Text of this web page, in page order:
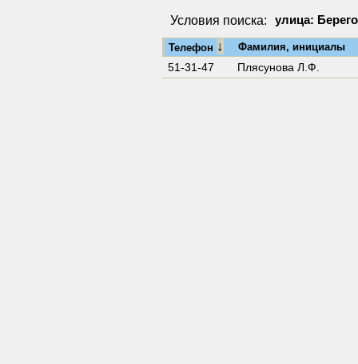
Условия поиска: улица:
Телефон ↓ Фамилия, инициалы
51-31-47 Плясунова Л.Ф.